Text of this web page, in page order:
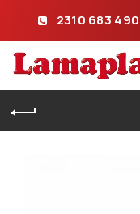
2310 683 490